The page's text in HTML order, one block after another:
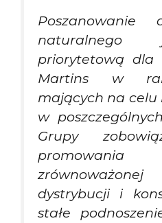
Poszanowanie
naturalnego
priorytetową dla
Martins w
mających na celu
w
Grupy
dystrybucji i
stałe